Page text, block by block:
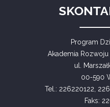
Program
Akademia
ul.
00-590
Tel.: 226220122,
Faks: